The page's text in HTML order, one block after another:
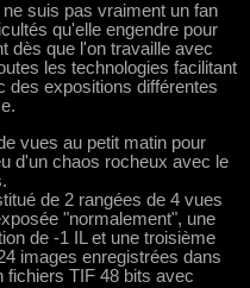
suis pas vraiment un fan
qu'elle engendre pour
dès que l'on travaille avec
les technologies facilitant
des expositions différentes
vues au petit matin pour
d'un chaos rocheux avec le
de 2 rangées de 4 vues
"normalement", une
de -1 IL et une troisième
images enregistrées dans
fichiers TIF 48 bits avec